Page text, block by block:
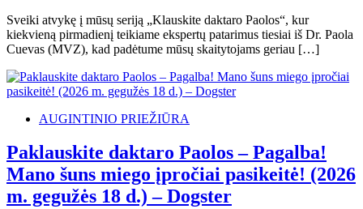
Sveiki atvykę į mūsų seriją „Klauskite daktaro Paolos“, kur
kiekvieną pirmadienį teikiame ekspertų patarimus tiesiai iš Dr. Paola
Cuevas (MVZ), kad padėtume mūsų skaitytojams geriau […]
AUGINTINIO PRIEŽIŪRA
Paklauskite daktaro Paolos – Pagalba!
Mano šuns miego įpročiai pasikeitė! (2026
m. gegužės 18 d.) – Dogster